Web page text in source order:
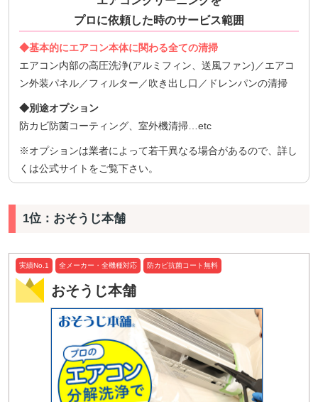
プロに依頼した時のサービス範囲
◆基本的にエアコン本体に関わる全ての清掃
エアコン内部の高圧洗浄(アルミフィン、送風ファン)／エアコ
ン外装パネル／フィルター／吹き出し口／ドレンパンの清掃
◆別途オプション
防カビ防菌コーティング、室外機清掃…etc
※オプションは業者によって若干異なる場合があるので、詳し
くは公式サイトをご覧下さい。
1位：おそうじ本舗
実績No.1 全メーカー・全機種対応 防カビ抗菌コート無料
おそうじ本舗